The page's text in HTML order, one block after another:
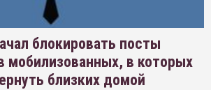
блокировать посты
мобилизованных, в которых
близких домой